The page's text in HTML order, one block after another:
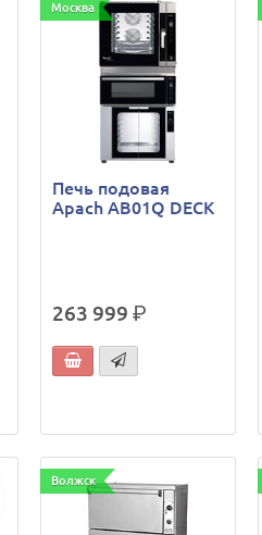
Москва
Печь подовая
Apach AB01Q DECK
263 999 р.
Волжск